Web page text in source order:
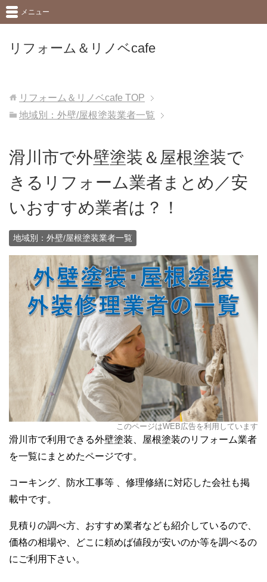
リフォーム＆リノベcafe
メニュー
リフォーム＆リノベcafe TOP
地域別：外壁/屋根塗装業者一覧
滑川市で外壁塗装＆屋根塗装で
きるリフォーム業者まとめ／安
いおすすめ業者は？！
地域別：外壁/屋根塗装業者一覧
このページはWEB広告を利用しています
滑川市で利用できる外壁塗装、屋根塗装のリフォーム業者
を一覧にまとめたページです。
コーキング、防水工事等 、修理修繕に対応した会社も掲
載中です。
見積りの調べ方、おすすめ業者なども紹介しているので、
価格の相場や、どこに頼めば値段が安いのか等を調べるの
にご利用下さい。